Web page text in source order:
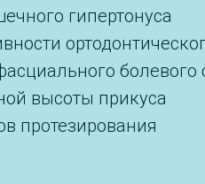
гипертонуса
болевого
высоты прикуса
протезирования